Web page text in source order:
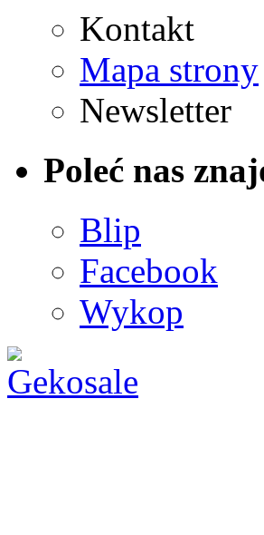
Kontakt
Mapa strony
Newsletter
Poleć nas
Blip
Facebook
Wykop